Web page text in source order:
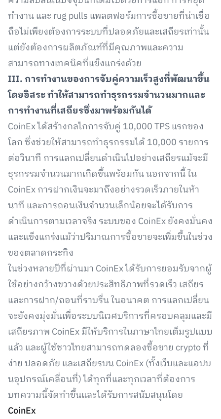
ทำงาน และ rug pulls แพลตฟอร์มการซื้อขายที่น่าเชื่อ
ถือไม่เพียงต้องการระบบที่ปลอดภัยและเสถียรเท่านั้น
แต่ยังต้องการผลิตภัณฑ์ที่มีคุณภาพและความ
สามารถทางเทคนิคที่แข็งแกร่งด้วย
III. การทำงานของการจับคู่ความเร็วสูงที่พัฒนาขึ้น
โดยอิสระ ทำให้สามารถทำธุรกรรมจำนวนมากและ
การทำงานที่เสถียรซึ่งมาพร้อมกันได้
CoinEx ได้สร้างกลไกการจับคู่ 10,000 TPS แรกของ
โลก ซึ่งช่วยให้สามารถทำธุรกรรมได้ 10,000 รายการ
ต่อวินาที การแลกเปลี่ยนดำเนินไปอย่างเสถียรแม้จะมี
ธุรกรรมจำนวนมากเกิดขึ้นพร้อมกัน นอกจากนี้ ใน
CoinEx การฝากเงินจะมาถึงอย่างรวดเร็วภายในห้า
นาที และการถอนเงินจำนวนเล็กน้อยจะได้รับการ
ดำเนินการตามเวลาจริง ระบบของ CoinEx ยังคงมั่นคง
และแข็งแกร่งแม้ว่าปริมาณการซื้อขายจะเพิ่มขึ้นในช่วง
ของตลาดกระทิง
ในช่วงหลายปีที่ผ่านมา CoinEx ได้รับการยอมรับจากผู้
ใช้อย่างกว้างขวางด้วยประสิทธิภาพที่รวดเร็ว เสถียร
และการฝาก/ถอนที่ราบรื่น ในอนาคต การแลกเปลี่ยน
จะยังคงมุ่งมั่นเพื่อระบบนิเวศบริการที่ครอบคลุมและมี
เสถียรภาพ CoinEx มีให้บริการในภาษาไทยเต็มรูปแบบ
แล้ว และผู้ใช้ชาวไทยสามารถทดลองซื้อขาย crypto ที่
ง่าย ปลอดภัย และเสถียรบน CoinEx (ทั้งเว็บและแอปบ
นอุปกรณ์เคลื่อนที่) ได้ทุกที่และทุกเวลาที่ต้องการ
บทความนี้จัดทำขึ้นและได้รับการสนับสนุนโดย
CoinEx